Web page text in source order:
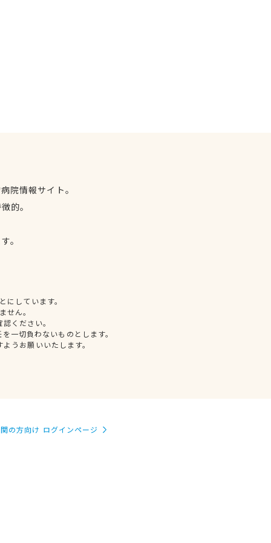
院情報サイト。
的。
。
しています。
せん。
ください。
一切負わないものとします。
うお願いいたします。
の方向け ログインページ